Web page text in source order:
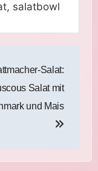
salatbowl
Salat:
Salat mit
und Mais